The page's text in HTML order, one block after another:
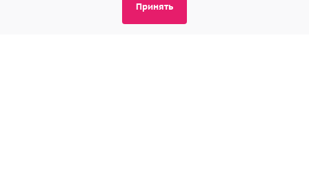
Принять
admin@buket24delivery.ru